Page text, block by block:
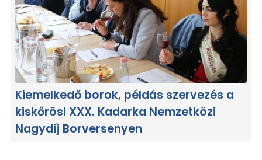
Kiemelkedő borok, példás szervezés a
kiskőrösi XXX. Kadarka Nemzetközi
Nagydíj Borversenyen